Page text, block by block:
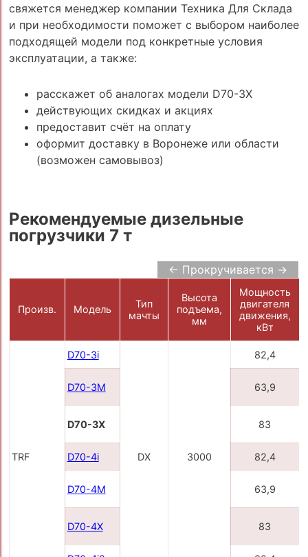
свяжется менеджер компании Техника Для Склада
и при необходимости поможет с выбором наиболее
подходящей модели под конкретные условия
эксплуатации, а также:
расскажет об аналогах модели D70-3X
действующих скидках и акциях
предоставит счёт на оплату
оформит доставку в Воронеже или области
(возможен самовывоз)
Рекомендуемые дизельные
погрузчики 7 т
← Прокручивается →
Произв. Модель
Тип
мачты
Высота
подъема,
мм
Мощность
двигателя
движения,
кВт
TRF
D70-3i
DX 3000
82,4
D70-3M 63,9
D70-3X 83
D70-4i 82,4
D70-4M 63,9
D70-4X 83